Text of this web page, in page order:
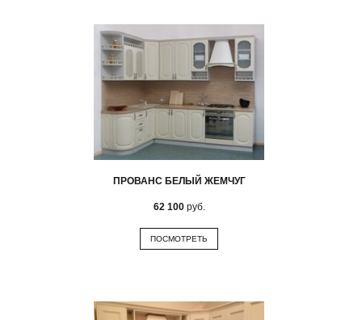
ПРОВАНС БЕЛЫЙ ЖЕМЧУГ
62 100руб.
ПОСМОТРЕТЬ